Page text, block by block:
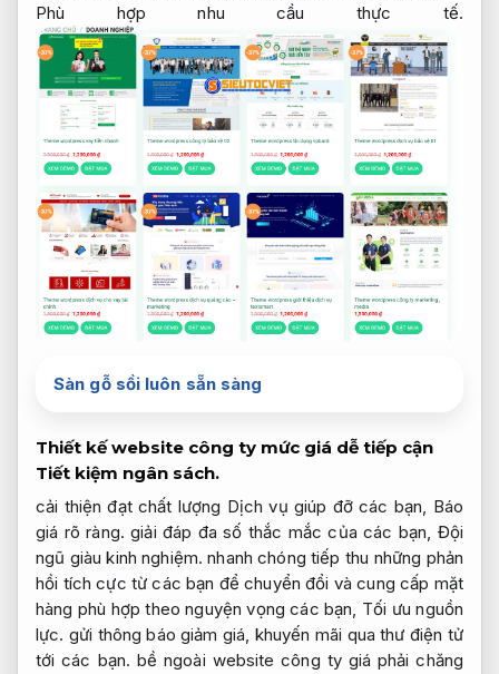
Phù hợp nhu cầu thực tế.
Sàn gỗ sồi luôn sẵn sàng
Thiết kế website công ty mức giá dễ tiếp cận
Tiết kiệm ngân sách.
cải thiện đạt chất lượng Dịch vụ giúp đỡ các bạn, Báo
giá rõ ràng. giải đáp đa số thắc mắc của các bạn, Đội
ngũ giàu kinh nghiệm. nhanh chóng tiếp thu những phản
hồi tích cực từ các bạn để chuyển đổi và cung cấp mặt
hàng phù hợp theo nguyện vọng các bạn, Tối ưu nguồn
lực. gửi thông báo giảm giá, khuyến mãi qua thư điện tử
tới các bạn. bề ngoài website công ty giá phải chăng